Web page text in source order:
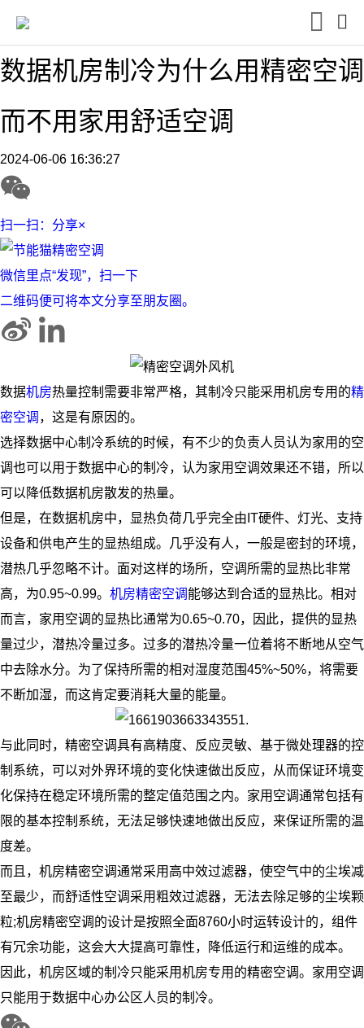
数据机房制冷为什么用精密空调
而不用家用舒适空调
2024-06-06 16:36:27
扫一扫：分享×
微信里点“发现”，扫一下
二维码便可将本文分享至朋友圈。
数据机房热量控制需要非常严格，其制冷只能采用机房专用的精
密空调 ，这是有原因的。
选择数据中心制冷系统的时候，有不少的负责人员认为家用的空
调也可以用于数据中心的制冷，认为家用空调效果还不错，所以
可以降低数据机房散发的热量。
但是，在数据机房中，显热负荷几乎完全由IT硬件、灯光、支持
设备和供电产生的显热组成。几乎没有人，一般是密封的环境，
潜热几乎忽略不计。面对这样的场所，空调所需的显热比非常
高，为0.95~0.99。 机房精密空调 能够达到合适的显热比。相对
而言，家用空调的显热比通常为0.65~0.70，因此，提供的显热
量过少，潜热冷量过多。过多的潜热冷量一位着将不断地从空气
中去除水分。为了保持所需的相对湿度范围45%~50%，将需要
不断加湿，而这肯定要消耗大量的能量。
与此同时，精密空调具有高精度、反应灵敏、基于微处理器的控
制系统，可以对外界环境的变化快速做出反应，从而保证环境变
化保持在稳定环境所需的整定值范围之内。家用空调通常包括有
限的基本控制系统，无法足够快速地做出反应，来保证所需的温
度差。
而且，机房精密空调通常采用高中效过滤器，使空气中的尘埃减
至最少，而舒适性空调采用粗效过滤器，无法去除足够的尘埃颗
粒;机房精密空调的设计是按照全面8760小时运转设计的，组件
有冗余功能，这会大大提高可靠性，降低运行和运维的成本。
因此，机房区域的制冷只能采用机房专用的精密空调。家用空调
只能用于数据中心办公区人员的制冷。